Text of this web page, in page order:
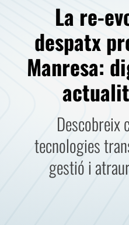
La re-
despatx
Manresa:
Descobreix
tecnologies
gestió i